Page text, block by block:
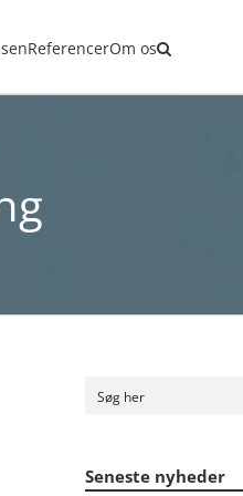
ReferencerOm os
Seneste nyheder